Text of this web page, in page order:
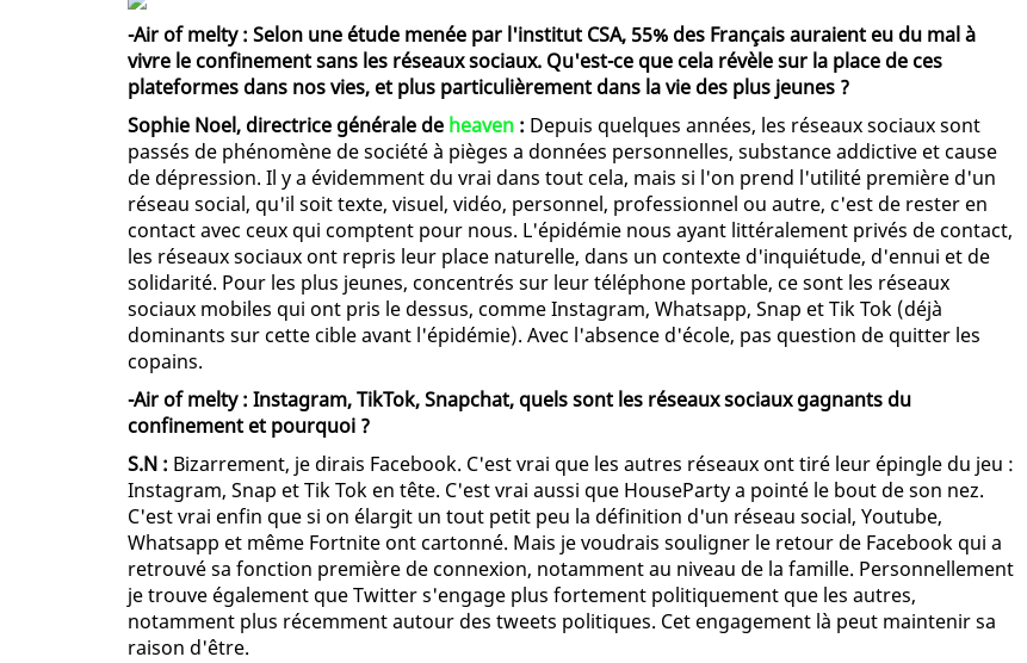
-Air of melty : Selon une étude menée par l'institut CSA, 55% des Français auraient eu du mal à
vivre le confinement sans les réseaux sociaux. Qu'est-ce que cela révèle sur la place de ces
plateformes dans nos vies, et plus particulièrement dans la vie des plus jeunes ?
Sophie Noel, directrice générale de heaven : Depuis quelques années, les réseaux sociaux sont
passés de phénomène de société à pièges a données personnelles, substance addictive et cause
de dépression. Il y a évidemment du vrai dans tout cela, mais si l'on prend l'utilité première d'un
réseau social, qu'il soit texte, visuel, vidéo, personnel, professionnel ou autre, c'est de rester en
contact avec ceux qui comptent pour nous. L'épidémie nous ayant littéralement privés de contact,
les réseaux sociaux ont repris leur place naturelle, dans un contexte d'inquiétude, d'ennui et de
solidarité. Pour les plus jeunes, concentrés sur leur téléphone portable, ce sont les réseaux
sociaux mobiles qui ont pris le dessus, comme Instagram, Whatsapp, Snap et Tik Tok (déjà
dominants sur cette cible avant l'épidémie). Avec l'absence d'école, pas question de quitter les
copains.
-Air of melty : Instagram, TikTok, Snapchat, quels sont les réseaux sociaux gagnants du
confinement et pourquoi ?
S.N : Bizarrement, je dirais Facebook. C'est vrai que les autres réseaux ont tiré leur épingle du jeu :
Instagram, Snap et Tik Tok en tête. C'est vrai aussi que HouseParty a pointé le bout de son nez.
C'est vrai enfin que si on élargit un tout petit peu la définition d'un réseau social, Youtube,
Whatsapp et même Fortnite ont cartonné. Mais je voudrais souligner le retour de Facebook qui a
retrouvé sa fonction première de connexion, notamment au niveau de la famille. Personnellement
je trouve également que Twitter s'engage plus fortement politiquement que les autres,
notamment plus récemment autour des tweets politiques. Cet engagement là peut maintenir sa
raison d'être.